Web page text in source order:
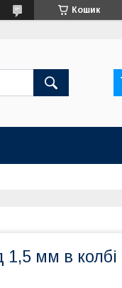
Кошик
1,5 мм в колбі